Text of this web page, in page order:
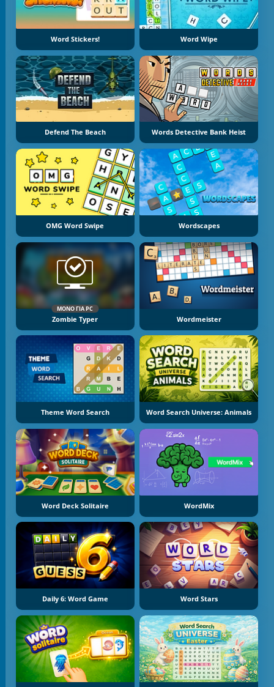
Word Stickers! Word Wipe
Defend The Beach Words Detective Bank Heist
OMG Word Swipe Wordscapes
ΜΌΝΟ ΓΙΑ PC
Zombie Typer Wordmeister
Theme Word Search Word Search Universe: Animals
Word Deck Solitaire WordMix
Daily 6: Word Game Word Stars